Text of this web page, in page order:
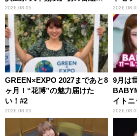
ッズ発売
2026.08.05
紹介
GREEN×EXPO 2027まであと8
ヶ月！“花博”の魅力届けた
い！#2
2026.08.05
9月は
イト
わりパ